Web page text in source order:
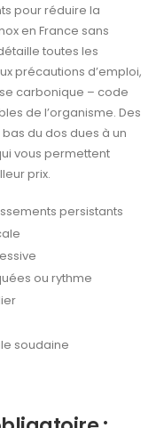
pour réduire la
en France sans
toutes les
précautions d’emploi,
carbonique – code
de l’organisme. Des
du dos dues à un
vous permettent
prix.
persistants
ou rythme
soudaine